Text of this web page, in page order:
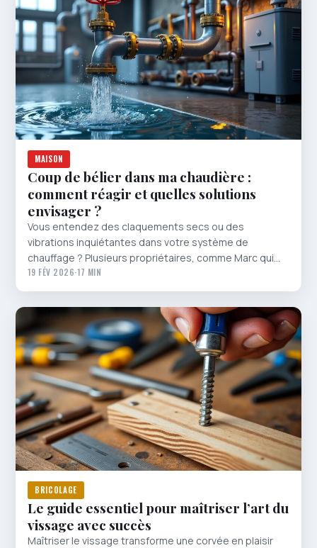
MAISON
Coup de bélier dans ma chaudière :
comment réagir et quelles solutions
envisager ?
Vous entendez des claquements secs ou des
vibrations inquiétantes dans votre système de
chauffage ? Plusieurs propriétaires, comme Marc qui…
19 FÉV 2026·17 MIN
BRICOLAGE
Le guide essentiel pour maîtriser l’art du
vissage avec succès
Maîtriser le vissage transforme une corvée en plaisir